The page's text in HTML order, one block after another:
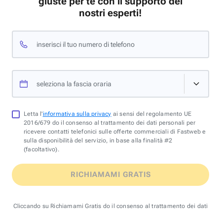
nostri esperti!
inserisci il tuo numero di telefono
seleziona la fascia oraria
Letta l'informativa sulla privacy ai sensi del regolamento UE
2016/679 do il consenso al trattamento dei dati personali per
ricevere contatti telefonici sulle offerte commerciali di Fastweb e
sulla disponibilità del servizio, in base alla finalità #2
(facoltativo).
RICHIAMAMI GRATIS
Cliccando su Richiamami Gratis do il consenso al trattamento dei dati